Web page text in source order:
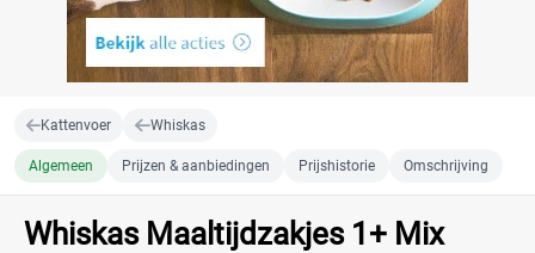
Kattenvoer Whiskas
Algemeen Prijzen & aanbiedingen Prijshistorie Omschrijving
Whiskas Maaltijdzakjes 1+ Mix